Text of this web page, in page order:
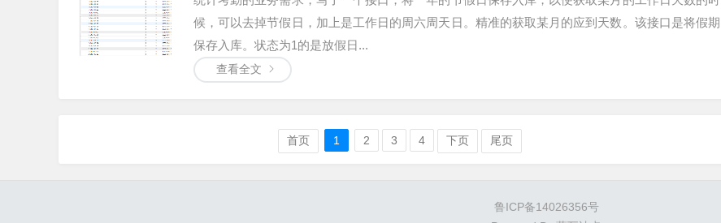
候，可以去掉节假日，加上是工作日的周六周天日。精准的获取某月的应到天数。该接口是将假期
保存入库。状态为1的是放假日...
查看全文
首页 1 2 3 4 下页 尾页
鲁ICP备14026356号